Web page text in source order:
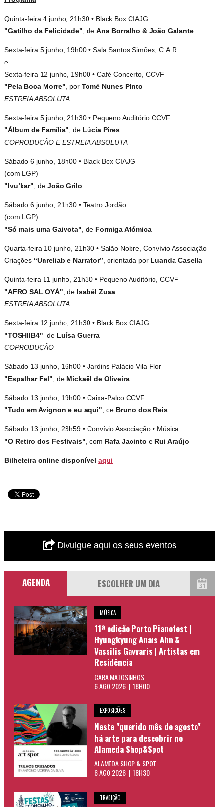
Quinta-feira 4 junho, 21h30 • Black Box CIAJG
"Gatilho da Felicidade", deAna Borralho & João Galante
Sexta-feira 5 junho, 19h00 • Sala Santos Simões, C.A.R.
e
Sexta-feira 12 junho, 19h00 • Café Concerto, CCVF
"Pela Boca Morre", porTomé Nunes Pinto
ESTREIA ABSOLUTA
Sexta-feira 5 junho, 21h30 • Pequeno Auditório CCVF
"Álbum de Família", de Lúcia Pires
COPRODUÇÃO E ESTREIA ABSOLUTA
Sábado 6 junho, 18h00 • Black Box CIAJG
(com LGP)
"Ivu’kar", deJoão Grilo
Sábado 6 junho, 21h30 • Teatro Jordão
(com LGP)
"Só mais uma Gaivota", de Formiga Atómica
Quarta-feira 10 junho, 21h30 • Salão Nobre, Convívio Associação
Criações “Unreliable Narrator”, orientada por Luanda Casella
Quinta-feira 11 junho, 21h30 • Pequeno Auditório, CCVF
"AFRO SAL.OYÁ", de Isabél Zuaa
ESTREIA ABSOLUTA
Sexta-feira 12 junho, 21h30 • Black Box CIAJG
"TOSHIIB4", de Luísa Guerra
COPRODUÇÃO
Sábado 13 junho, 16h00 • Jardins Palácio Vila Flor
"Espalhar Fel", de Mickaël de Oliveira
Sábado 13 junho, 19h00 • Caixa-Palco CCVF
"Tudo em Avignon e eu aqui", de Bruno dos Reis
Sábado 13 junho, 23h59 • Convívio Associação • Música
"O Retiro dos Festivais", com Rafa Jacinto e Rui Araújo
Bilheteira online disponívelaqui
Divulgue aqui os seus eventos
AGENDA
MÚSICA
11ª edição Porto Pianofest |
Hyungkyung Anais Ahn &
Vassilis Gavvaris | Artistas em
Residência
CARA MATOSINHOS
6 AGO 2026 | 18H00
EXPOSIÇÕES
Neste "querido mês de agosto"
há arte para descobrir no
Alameda Shop&Spot
ALAMEDA SHOP & SPOT
6 AGO 2026 | 18H30
TRADIÇÃO